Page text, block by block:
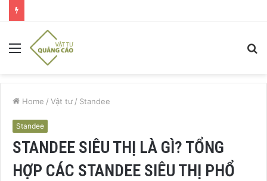
Menu
Home / Vật tư / Standee
Standee
STANDEE SIÊU THỊ LÀ GÌ? TỔNG
HỢP CÁC STANDEE SIÊU THỊ PHỔ